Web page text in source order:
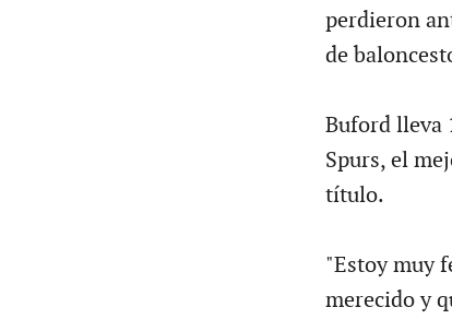
perdieron
de
Buford lleva
Spurs, el
título.
"Estoy muy
merecido y